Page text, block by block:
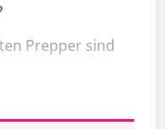
Prepper sind